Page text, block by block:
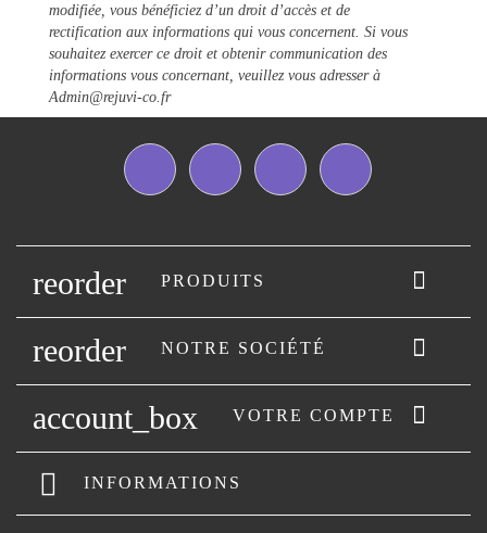
modifiée, vous bénéficiez d’un droit d’accès et de
rectification aux informations qui vous concernent. Si vous
souhaitez exercer ce droit et obtenir communication des
informations vous concernant, veuillez vous adresser à
Admin@rejuvi-co.fr
Facebook Twitter YouTube
reorder PRODUITS 
reorder NOTRE SOCIÉTÉ 
account_box VOTRE COMPTE 
INFORMATIONS